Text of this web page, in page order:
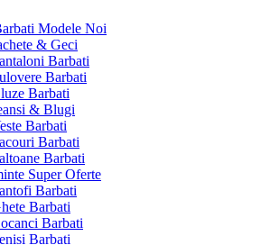
Modele Noi
& Geci
Barbati
Barbati
Barbati
& Blugi
Barbati
Barbati
Barbati
Super Oferte
Barbati
Barbati
Barbati
Barbati